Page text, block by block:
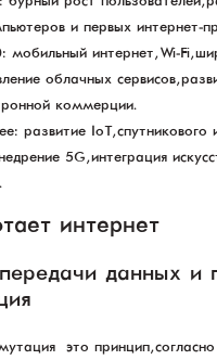
и первых интернет-
мобильный интернет, Wi-Fi,
облачных сервисов,
коммерции.
развитие IoT, спутникового
5G, интеграция
интернет
данных и
— это принцип,